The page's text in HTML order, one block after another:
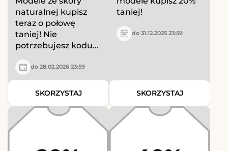
naturalnej kupisz
teraz o połowę
taniej! Nie
potrzebujesz kodu...
do 28.02.2026 23:59
SKORZYSTAJ
taniej!
do 31.12.2025 23:59
SKORZYSTAJ